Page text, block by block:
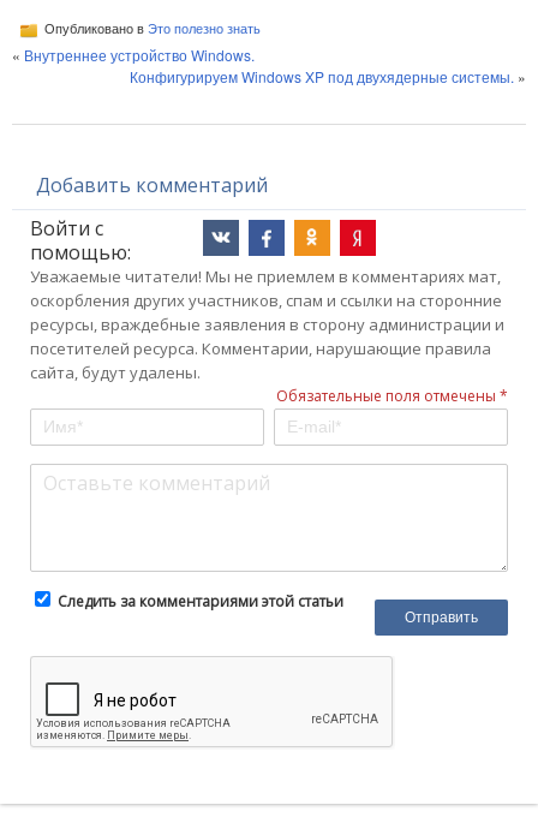
Опубликовано в Это полезно знать
« Внутреннее устройство Windows.
Конфигурируем Windows XP под двухядерные системы. »
Добавить комментарий
Войти с
помощью:
Уважаемые читатели! Мы не приемлем в комментариях мат,
оскорбления других участников, спам и ссылки на сторонние
ресурсы, враждебные заявления в сторону администрации и
посетителей ресурса. Комментарии, нарушающие правила
сайта, будут удалены.
Обязательные поля отмечены *
Следить за комментариями этой статьи